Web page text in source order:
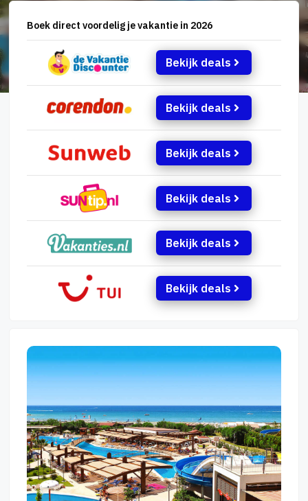
Boek direct voordelig je vakantie in 2026
Bekijk deals
Bekijk deals
Bekijk deals
Bekijk deals
Bekijk deals
Bekijk deals